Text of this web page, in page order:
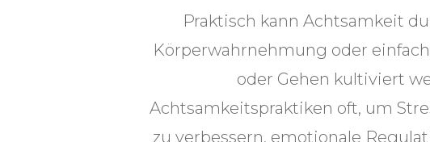
Praktisch kann Achtsamkeit
Körperwahrnehmung oder
oder Gehen kultiviert
Achtsamkeitspraktiken oft, um
zu verbessern, emotionale